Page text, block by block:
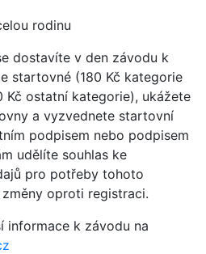
rodinu
dostavíte v den závodu k
startovné (180 Kč kategorie
Kč ostatní kategorie), ukážete
a vyzvednete startovní
podpisem nebo podpisem
udělíte souhlas ke
pro potřeby tohoto
oproti registraci.
informace k závodu na